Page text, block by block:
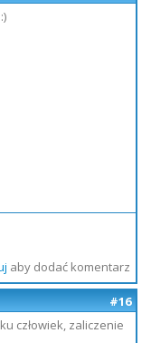
aby dodać komentarz
#16
człowiek, zaliczenie